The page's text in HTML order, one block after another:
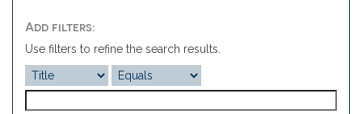
Add filters:
Use filters to refine the search results.